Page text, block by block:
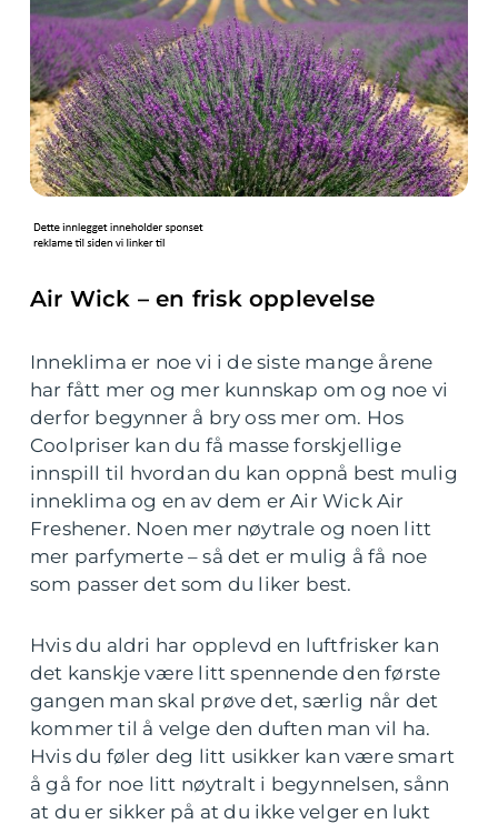
Air Wick – en frisk opplevelse
Inneklima er noe vi i de siste mange årene
har fått mer og mer kunnskap om og noe vi
derfor begynner å bry oss mer om. Hos
Coolpriser kan du få masse forskjellige
innspill til hvordan du kan oppnå best mulig
inneklima og en av dem er Air Wick Air
Freshener. Noen mer nøytrale og noen litt
mer parfymerte – så det er mulig å få noe
som passer det som du liker best.
Hvis du aldri har opplevd en luftfrisker kan
det kanskje være litt spennende den første
gangen man skal prøve det, særlig når det
kommer til å velge den duften man vil ha.
Hvis du føler deg litt usikker kan være smart
å gå for noe litt nøytralt i begynnelsen, sånn
at du er sikker på at du ikke velger en lukt